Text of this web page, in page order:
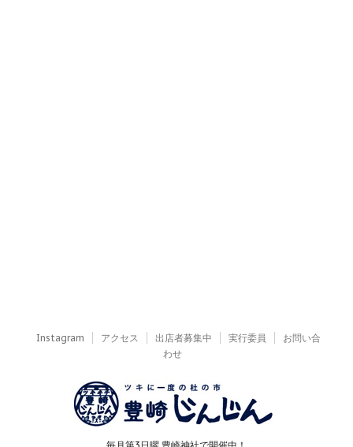
Instagram アクセス 出店者募集中 実行委員
お問い合
わせ